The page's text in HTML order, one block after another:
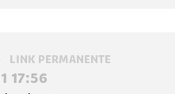
LINK PERMANENTE
17:56